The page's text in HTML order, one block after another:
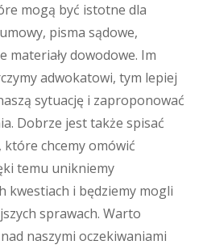
mogą być istotne dla
pisma sądowe,
materiały dowodowe. Im
adwokatowi, tym lepiej
sytuację i zaproponować
Dobrze jest także spisać
chcemy omówić
temu unikniemy
kwestiach i będziemy mogli
sprawach. Warto
naszymi oczekiwaniami